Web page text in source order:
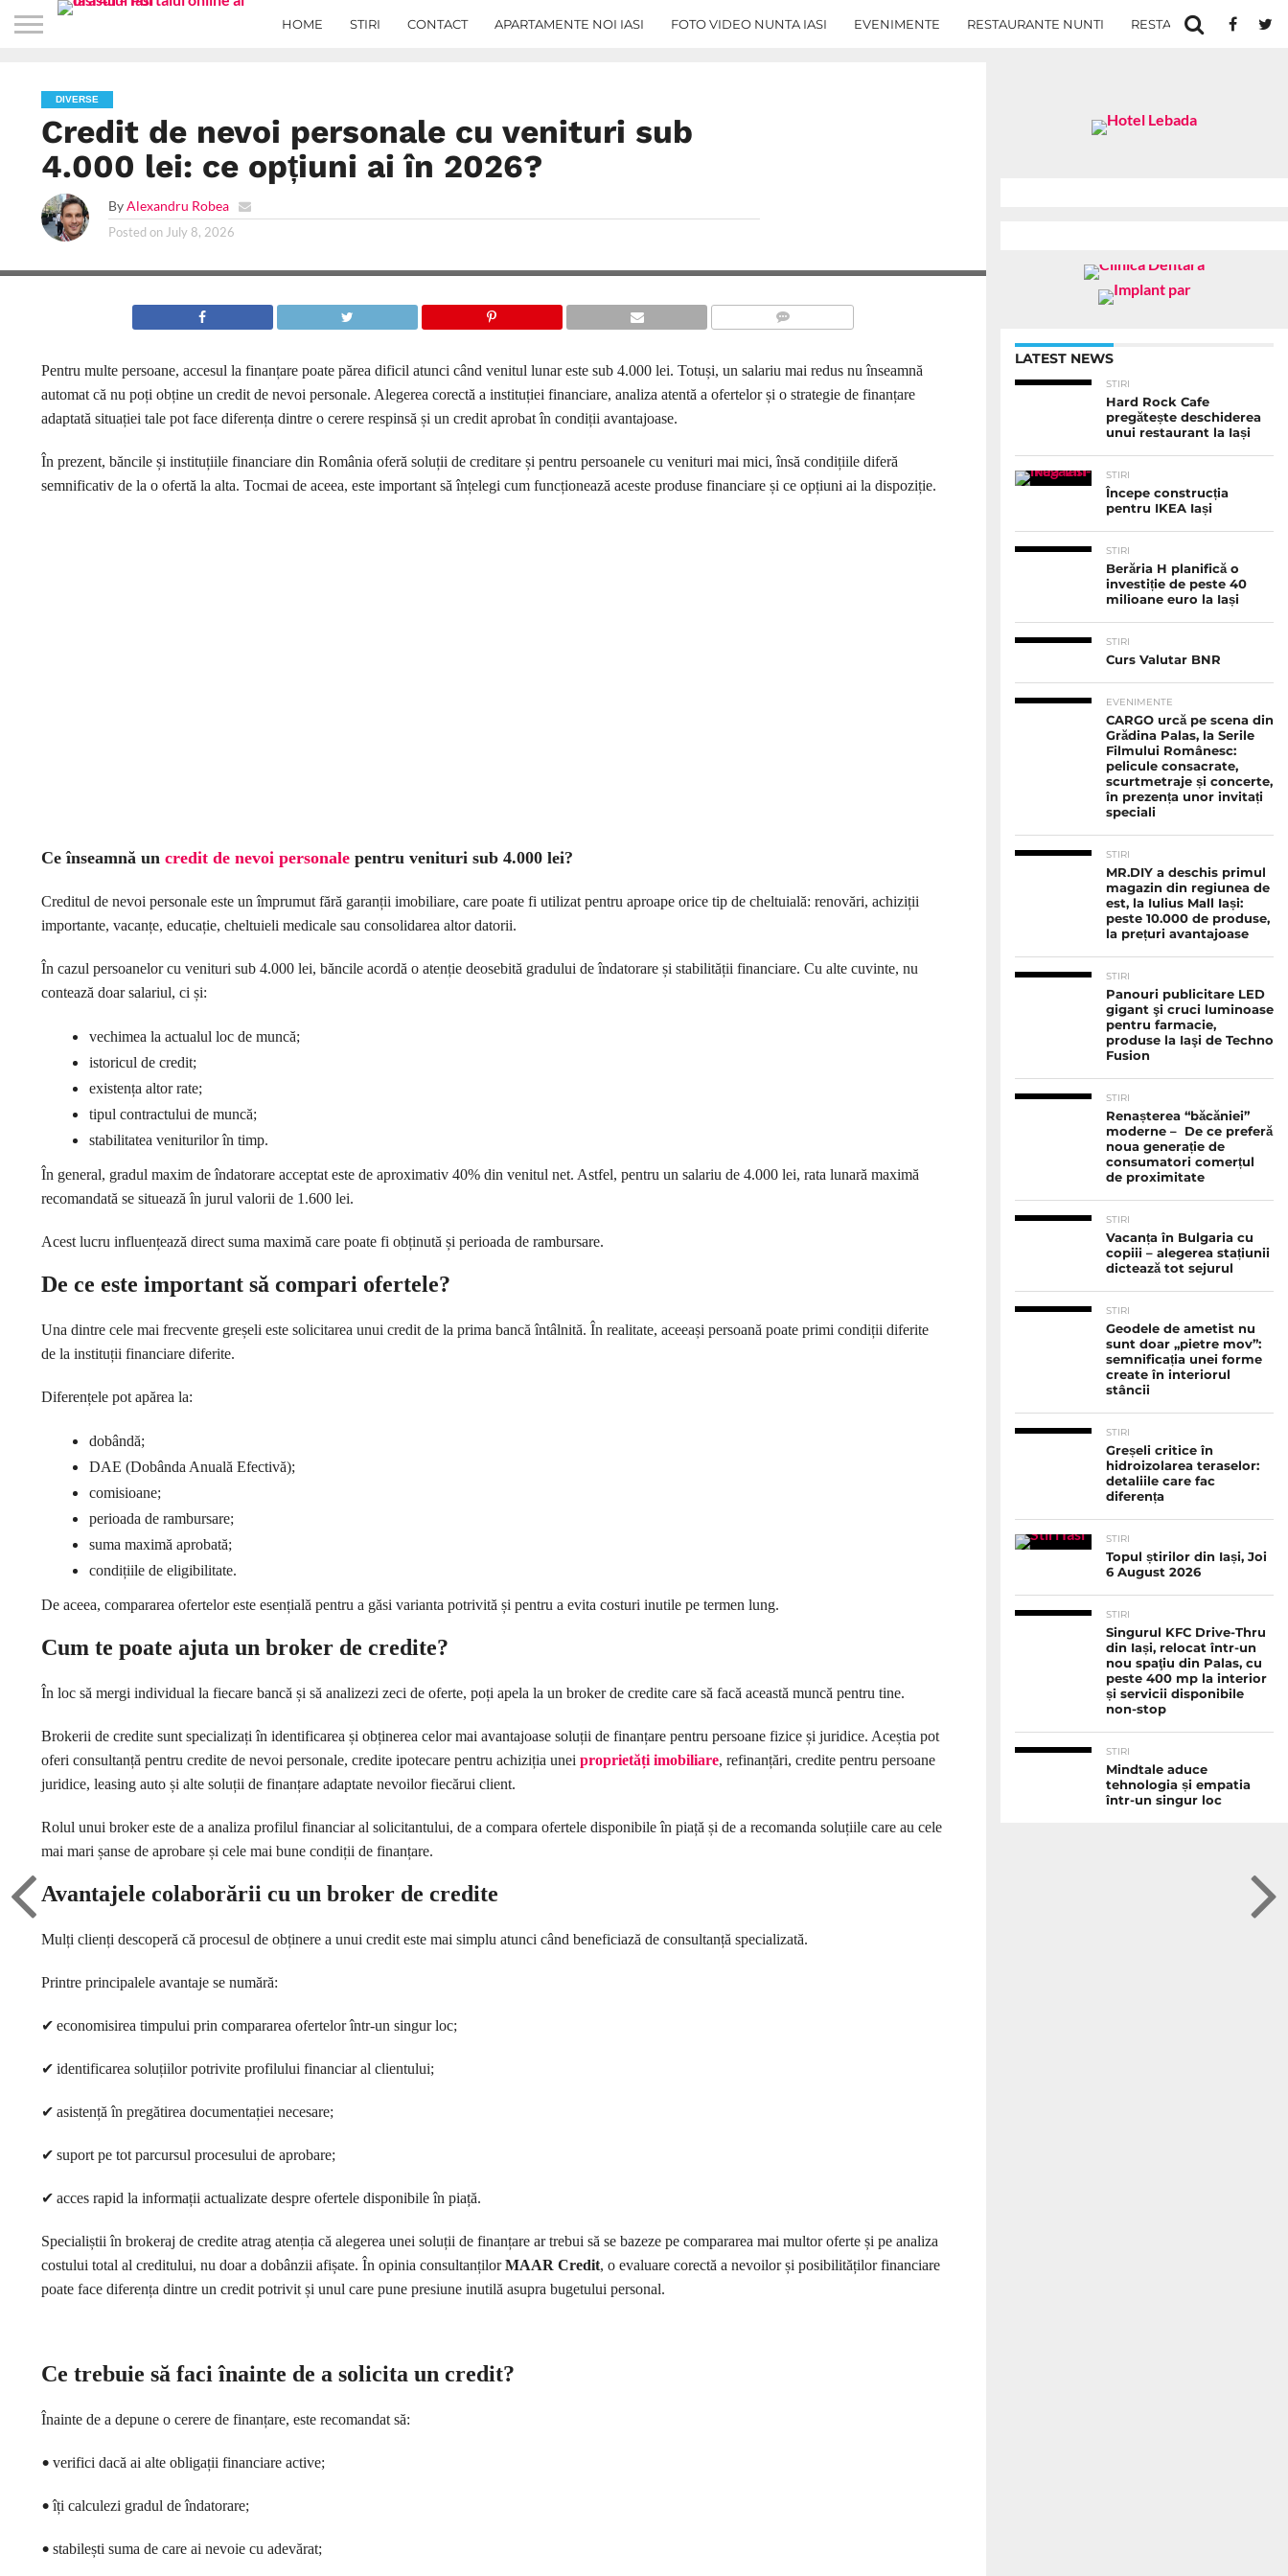
HOME STIRI CONTACT APARTAMENTE NOI IASI FOTO VIDEO NUNTA IASI EVENIMENTE RESTAURANTE NUNTI RESTAURANTE IN IASI
DIVERSE
Credit de nevoi personale cu venituri sub
4.000 lei: ce opțiuni ai în 2026?
ByAlexandru Robea
Posted on July 8, 2026
Pentru multe persoane, accesul la finanțare poate părea dificil atunci când venitul lunar este sub 4.000 lei. Totuși, un salariu mai redus nu înseamnă
automat că nu poți obține un credit de nevoi personale. Alegerea corectă a instituției financiare, analiza atentă a ofertelor și o strategie de finanțare
adaptată situației tale pot face diferența dintre o cerere respinsă și un credit aprobat în condiții avantajoase.
În prezent, băncile și instituțiile financiare din România oferă soluții de creditare și pentru persoanele cu venituri mai mici, însă condițiile diferă
semnificativ de la o ofertă la alta. Tocmai de aceea, este important să înțelegi cum funcționează aceste produse financiare și ce opțiuni ai la dispoziție.
Ce înseamnă un credit de nevoi personalepentru venituri sub 4.000 lei?
Creditul de nevoi personale este un împrumut fără garanții imobiliare, care poate fi utilizat pentru aproape orice tip de cheltuială: renovări, achiziții
importante, vacanțe, educație, cheltuieli medicale sau consolidarea altor datorii.
În cazul persoanelor cu venituri sub 4.000 lei, băncile acordă o atenție deosebită gradului de îndatorare și stabilității financiare. Cu alte cuvinte, nu
contează doar salariul, ci și:
vechimea la actualul loc de muncă;
istoricul de credit;
existența altor rate;
tipul contractului de muncă;
stabilitatea veniturilor în timp.
În general, gradul maxim de îndatorare acceptat este de aproximativ 40% din venitul net. Astfel, pentru un salariu de 4.000 lei, rata lunară maximă
recomandată se situează în jurul valorii de 1.600 lei.
Acest lucru influențează direct suma maximă care poate fi obținută și perioada de rambursare.
De ce este important să compari ofertele?
Una dintre cele mai frecvente greșeli este solicitarea unui credit de la prima bancă întâlnită. În realitate, aceeași persoană poate primi condiții diferite
de la instituții financiare diferite.
Diferențele pot apărea la:
dobândă;
DAE (Dobânda Anuală Efectivă);
comisioane;
perioada de rambursare;
suma maximă aprobată;
condițiile de eligibilitate.
De aceea, compararea ofertelor este esențială pentru a găsi varianta potrivită și pentru a evita costuri inutile pe termen lung.
Cum te poate ajuta un broker de credite?
În loc să mergi individual la fiecare bancă și să analizezi zeci de oferte, poți apela la un broker de credite care să facă această muncă pentru tine.
Brokerii de credite sunt specializați în identificarea și obținerea celor mai avantajoase soluții de finanțare pentru persoane fizice și juridice. Aceștia pot
oferi consultanță pentru credite de nevoi personale, credite ipotecare pentru achiziția unei proprietăți imobiliare, refinanțări, credite pentru persoane
juridice, leasing auto și alte soluții de finanțare adaptate nevoilor fiecărui client.
Rolul unui broker este de a analiza profilul financiar al solicitantului, de a compara ofertele disponibile în piață și de a recomanda soluțiile care au cele
mai mari șanse de aprobare și cele mai bune condiții de finanțare.
Avantajele colaborării cu un broker de credite
Mulți clienți descoperă că procesul de obținere a unui credit este mai simplu atunci când beneficiază de consultanță specializată.
Printre principalele avantaje se numără:
✔ economisirea timpului prin compararea ofertelor într-un singur loc;
✔ identificarea soluțiilor potrivite profilului financiar al clientului;
✔ asistență în pregătirea documentației necesare;
✔ suport pe tot parcursul procesului de aprobare;
✔ acces rapid la informații actualizate despre ofertele disponibile în piață.
Specialiștii în brokeraj de credite atrag atenția că alegerea unei soluții de finanțare ar trebui să se bazeze pe compararea mai multor oferte și pe analiza
costului total al creditului, nu doar a dobânzii afișate. În opinia consultanțilorMAAR Credit, o evaluare corectă a nevoilor și posibilităților financiare
poate face diferența dintre un credit potrivit și unul care pune presiune inutilă asupra bugetului personal.
Ce trebuie să faci înainte de a solicita un credit?
Înainte de a depune o cerere de finanțare, este recomandat să:
• verifici dacă ai alte obligații financiare active;
•îți calculezi gradul de îndatorare;
• stabilești suma de care ai nevoie cu adevărat;
LATEST NEWS
STIRI
Hard Rock Cafe
pregătește deschiderea
unui restaurant la Iași
STIRI
Începe construcția
pentru IKEA Iași
STIRI
Berăria H planifică o
investiție de peste 40
milioane euro la Iași
STIRI
Curs Valutar BNR
EVENIMENTE
CARGO urcă pe scena din
Grădina Palas, la Serile
Filmului Românesc:
pelicule consacrate,
scurtmetraje și concerte,
în prezența unor invitați
speciali
STIRI
MR.DIY a deschis primul
magazin din regiunea de
est, la Iulius Mall Iași:
peste 10.000 de produse,
la prețuri avantajoase
STIRI
Panouri publicitare LED
gigant şi cruci luminoase
pentru farmacie,
produse la Iaşi de Techno
Fusion
STIRI
Renașterea “băcăniei”
moderne – De ce preferă
noua generație de
consumatori comerțul
de proximitate
STIRI
Vacanța în Bulgaria cu
copiii – alegerea stațiunii
dictează tot sejurul
STIRI
Geodele de ametist nu
sunt doar „pietre mov”:
semnificația unei forme
create în interiorul
stâncii
STIRI
Greșeli critice în
hidroizolarea teraselor:
detaliile care fac
diferența
STIRI
Topul știrilor din Iași, Joi
6 August 2026
STIRI
Singurul KFC Drive-Thru
din Iași, relocat într-un
nou spaţiu din Palas, cu
peste 400 mp la interior
și servicii disponibile
non-stop
STIRI
Mindtale aduce
tehnologia și empatia
într-un singur loc